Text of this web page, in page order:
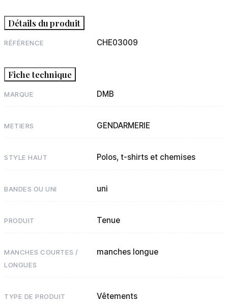
Détails du produit
RÉFÉRENCE CHE03009
Fiche technique
MARQUE DMB
METIERS GENDARMERIE
STYLE HAUT Polos, t-shirts et chemises
BANDES OU UNI uni
PRODUIT Tenue
MANCHES COURTES /
LONGUES
manches longue
TYPE DE PRODUIT Vêtements